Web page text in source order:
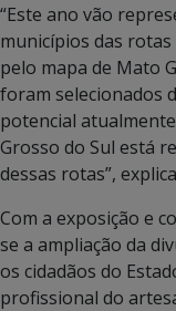
“Este ano vão
municípios das
pelo mapa de Mato
foram selecionados
potencial
Grosso do Sul está
dessas rotas”,
Com a exposição e
se a ampliação da
os cidadãos do
profissional do